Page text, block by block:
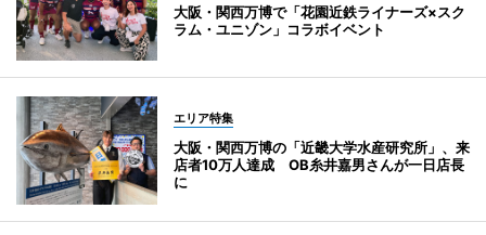
大阪・関西万博で「花園近鉄ライナーズ×スク
ラム・ユニゾン」コラボイベント
エリア特集
大阪・関西万博の「近畿大学水産研究所」、来
店者10万人達成 OB糸井嘉男さんが一日店長
に